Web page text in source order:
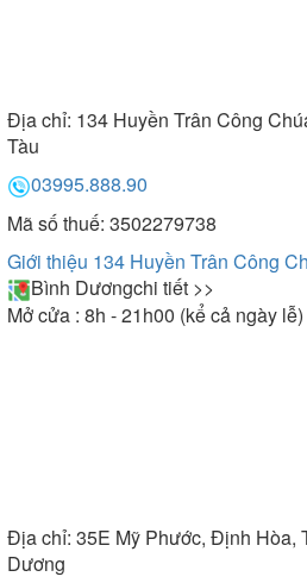
Địa chỉ: 134 Huyền Trân Công
Tàu
03995.888.90
Mã số thuế: 3502279738
Giới thiệu 134 Huyền Trân Công
Bình Dươngchi tiết >>
Mở cửa : 8h - 21h00 (kể cả ngày lễ)
Địa chỉ: 35E Mỹ Phước, Định Hòa,
Dương